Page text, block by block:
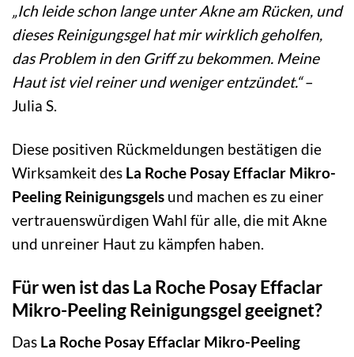
„Ich leide schon lange unter Akne am Rücken, und
dieses Reinigungsgel hat mir wirklich geholfen,
das Problem in den Griff zu bekommen. Meine
Haut ist viel reiner und weniger entzündet.“–
Julia S.
Diese positiven Rückmeldungen bestätigen die
Wirksamkeit des La Roche Posay Effaclar Mikro-
Peeling Reinigungsgels und machen es zu einer
vertrauenswürdigen Wahl für alle, die mit Akne
und unreiner Haut zu kämpfen haben.
Für wen ist das La Roche Posay Effaclar
Mikro-Peeling Reinigungsgel geeignet?
Das La Roche Posay Effaclar Mikro-Peeling